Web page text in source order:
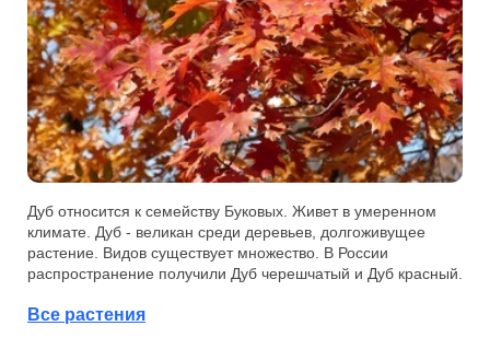
Дуб относится к семейству Буковых. Живет в умеренном
климате. Дуб - великан среди деревьев, долгоживущее
растение. Видов существует множество. В России
распространение получили Дуб черешчатый и Дуб красный.
Все растения